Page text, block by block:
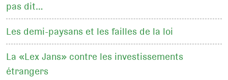
pas dit…
Les demi-paysans et les failles de la loi
La «Lex Jans» contre les investissements
étrangers